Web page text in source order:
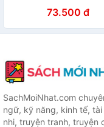
73.500 đ
SachMoiNhat.com
ngữ, kỹ năng, kinh tế,
nhi, truyện tranh, truyện